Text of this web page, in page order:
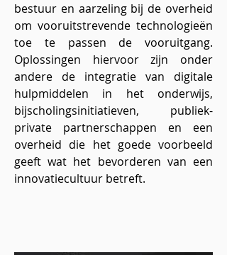
bestuur en aarzeling bij de overheid
om vooruitstrevende technologieën
toe te passen de vooruitgang.
Oplossingen hiervoor zijn onder
andere de integratie van digitale
hulpmiddelen in het onderwijs,
bijscholingsinitiatieven, publiek-
private partnerschappen en een
overheid die het goede voorbeeld
geeft wat het bevorderen van een
innovatiecultuur betreft.